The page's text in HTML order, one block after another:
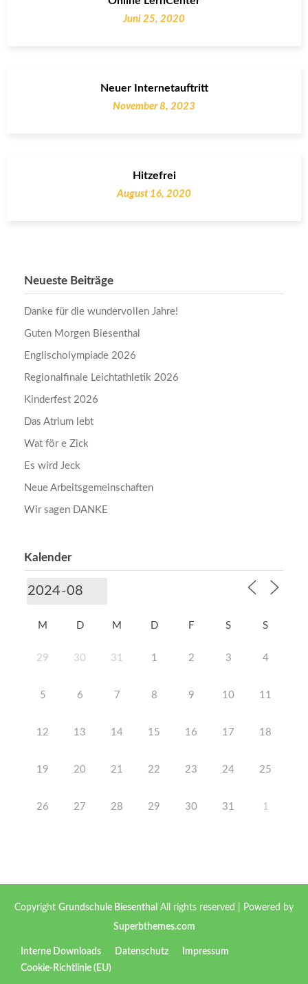
Juni 25, 2020
Neuer Internetauftritt
November 8, 2023
Hitzefrei
August 16, 2020
Neueste Beiträge
Danke für die wundervollen Jahre!
Guten Morgen Biesenthal
Englischolympiade 2026
Regionalfinale Leichtathletik 2026
Kinderfest 2026
Das Atrium lebt
Wat för e Zick
Es wird Jeck
Neue Arbeitsgemeinschaften
Wir sagen DANKE
Kalender
M D M D F S S
29 30 31 1 2 3 4
5 6 7 8 9 10 11
12 13 14 15 16 17 18
19 20 21 22 23 24 25
26 27 28 29 30 31 1
Copyright Grundschule Biesenthal All rights reserved
| Powered by
Superbthemes.com
Interne Downloads Datenschutz
Impressum
Cookie-Richtlinie (EU)